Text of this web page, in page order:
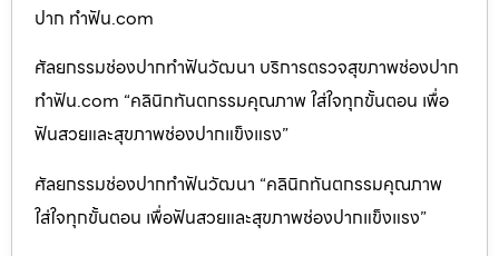
ปาก ทำฟัน.com
ศัลยกรรมช่องปากทำฟันวัฒนา บริการตรวจสุขภาพช่องปาก
ทำฟัน.com “คลินิกทันตกรรมคุณภาพ ใส่ใจทุกขั้นตอน เพื่อ
ฟันสวยและสุขภาพช่องปากแข็งแรง”
ศัลยกรรมช่องปากทำฟันวัฒนา “คลินิกทันตกรรมคุณภาพ
ใส่ใจทุกขั้นตอน เพื่อฟันสวยและสุขภาพช่องปากแข็งแรง”